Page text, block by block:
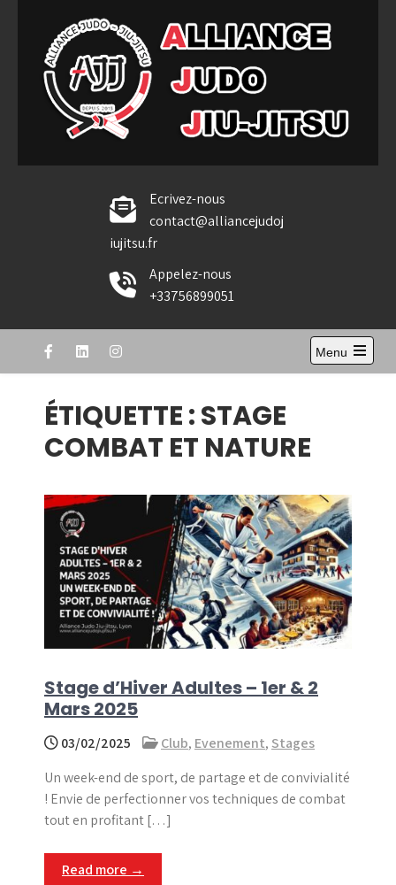
content
Alliance Judo Jiu-jitsu
Ecrivez-nous
contact@alliancejudoj
iujitsu.fr
Appelez-nous
+33756899051
Menu
Open
ÉTIQUETTE :STAGE
COMBAT ET NATURE
Stage d’Hiver Adultes – 1er & 2
Mars 2025
03/02/2025 Club, Evenement, Stages
Un week-end de sport, de partage et de convivialité
! Envie de perfectionner vos techniques de combat
tout en profitant […]
Read more →